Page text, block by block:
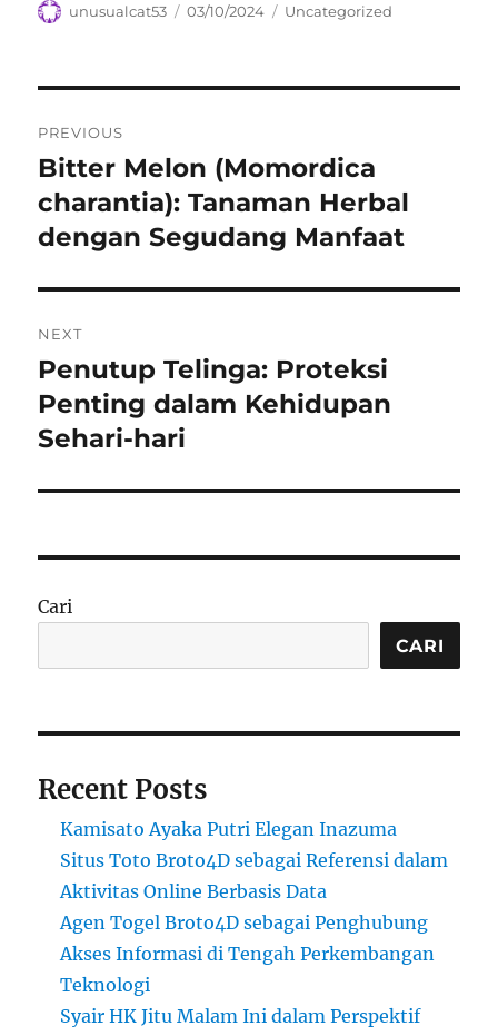
Author
unusualcat53
Posted
03/10/2024 Categories
Uncategorized
pos
PREVIOUS
Previous
post:
Bitter Melon (Momordica
charantia): Tanaman Herbal
dengan Segudang Manfaat
NEXT
Next
post:
Penutup Telinga: Proteksi
Penting dalam Kehidupan
Sehari-hari
Cari
CARI
Recent Posts
Kamisato Ayaka Putri Elegan Inazuma
Situs Toto Broto4D sebagai Referensi dalam
Aktivitas Online Berbasis Data
Agen Togel Broto4D sebagai Penghubung
Akses Informasi di Tengah Perkembangan
Teknologi
Syair HK Jitu Malam Ini dalam Perspektif